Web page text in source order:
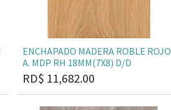
ENCHAPADO MADERA ROBLE ROJO
A. MDP RH 18MM(7X8) D/D
RD$ 11,682.00